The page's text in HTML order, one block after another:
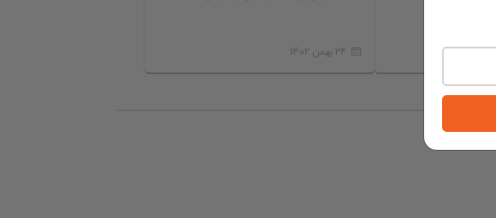
24 بهمن 1402